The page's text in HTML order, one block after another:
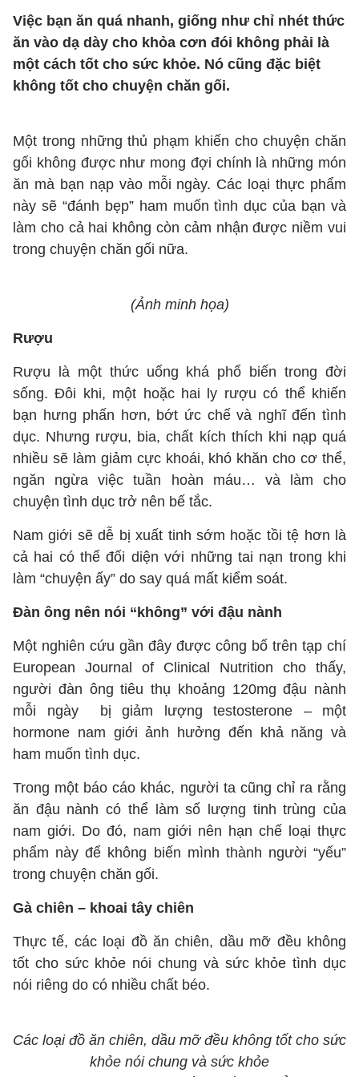
Việc bạn ăn quá nhanh, giống như chỉ nhét thức
ăn vào dạ dày cho khỏa cơn đói không phải là
một cách tốt cho sức khỏe. Nó cũng đặc biệt
không tốt cho chuyện chăn gối.
Một trong những thủ phạm khiến cho chuyện chăn
gối không được như mong đợi chính là những món
ăn mà bạn nạp vào mỗi ngày. Các loại thực phẩm
này sẽ “đánh bẹp” ham muốn tình dục của bạn và
làm cho cả hai không còn cảm nhận được niềm vui
trong chuyện chăn gối nữa.
(Ảnh minh họa)
Rượu
Rượu là một thức uống khá phổ biến trong đời
sống. Đôi khi, một hoặc hai ly rượu có thể khiến
bạn hưng phấn hơn, bớt ức chế và nghĩ đến tình
dục. Nhưng rượu, bia, chất kích thích khi nạp quá
nhiều sẽ làm giảm cực khoái, khó khăn cho cơ thể,
ngăn ngừa việc tuần hoàn máu… và làm cho
chuyện tình dục trở nên bế tắc.
Nam giới sẽ dễ bị xuất tinh sớm hoặc tồi tệ hơn là
cả hai có thể đối diện với những tai nạn trong khi
làm “chuyện ấy” do say quá mất kiểm soát.
Đàn ông nên nói “không” với đậu nành
Một nghiên cứu gần đây được công bố trên tạp chí
European Journal of Clinical Nutrition cho thấy,
người đàn ông tiêu thụ khoảng 120mg đậu nành
mỗi ngày bị giảm lượng testosterone – một
hormone nam giới ảnh hưởng đến khả năng và
ham muốn tình dục.
Trong một báo cáo khác, người ta cũng chỉ ra rằng
ăn đậu nành có thể làm số lượng tinh trùng của
nam giới. Do đó, nam giới nên hạn chế loại thực
phẩm này để không biến mình thành người “yếu”
trong chuyện chăn gối.
Gà chiên – khoai tây chiên
Thực tế, các loại đồ ăn chiên, dầu mỡ đều không
tốt cho sức khỏe nói chung và sức khỏe tình dục
nói riêng do có nhiều chất béo.
Các loại đồ ăn chiên, dầu mỡ đều không tốt cho sức
khỏe nói chung và sức khỏe